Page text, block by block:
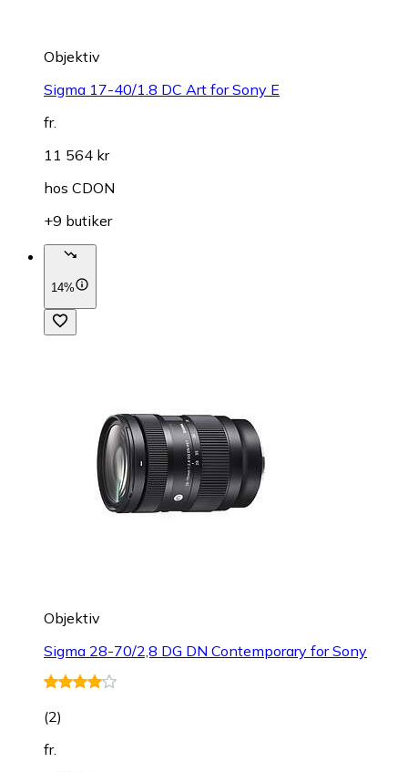
Objektiv
Sigma 17-40/1.8 DC Art for Sony E
fr.
11 564 kr
hos CDON
+9 butiker
14%
Objektiv
Sigma 28-70/2,8 DG DN Contemporary for Sony
(2)
fr.